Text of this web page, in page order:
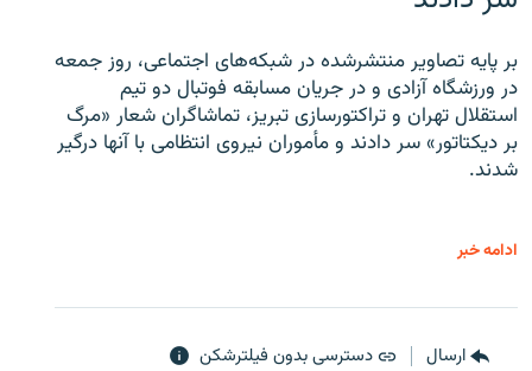
بر پایه تصاویر منتشرشده در شبکه‌های اجتماعی، روز جمعه
در ورزشگاه آزادی و در جریان مسابقه فوتبال دو تیم
استقلال تهران و تراکتورسازی تبریز، تماشاگران شعار «مرگ
بر دیکتاتور» سر دادند و مأموران نیروی انتظامی با آنها درگیر
شدند.
ادامه خبر
ارسال دسترسی بدون فیلترشکن